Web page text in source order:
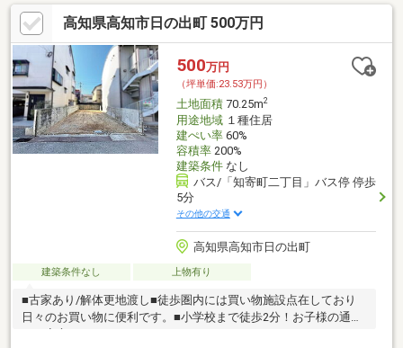
高知県高知市日の出町 500万円
500万円
（坪単価:23.53万円）
土地面積70.25m2
用途地域１種住居
建ぺい率60%
容積率200%
建築条件なし
バス/「知寄町二丁目」バス停 停歩
5分
その他の交通
高知県高知市日の出町
建築条件なし 上物有り
■古家あり/解体更地渡し■徒歩圏内には買い物施設点在しており
日々のお買い物に便利です。■小学校まで徒歩2分！お子様の通学
にも安心ですね。